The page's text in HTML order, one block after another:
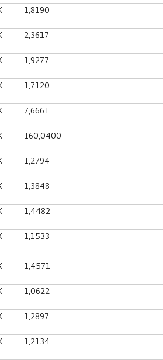
1,8190
2,3617
1,9277
1,7120
7,6661
160,0400
1,2794
1,3848
1,4482
1,1533
1,4571
1,0622
1,2897
1,2134